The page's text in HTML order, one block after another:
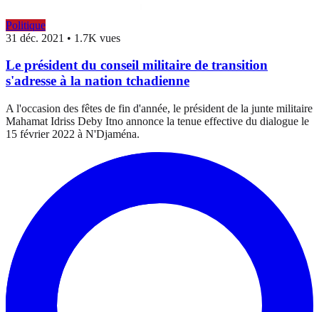
Politique
31 déc. 2021 • 1.7K vues
Le président du conseil militaire de transition
s'adresse à la nation tchadienne
A l'occasion des fêtes de fin d'année, le président de la junte militaire
Mahamat Idriss Deby Itno annonce la tenue effective du dialogue le
15 février 2022 à N'Djaména.